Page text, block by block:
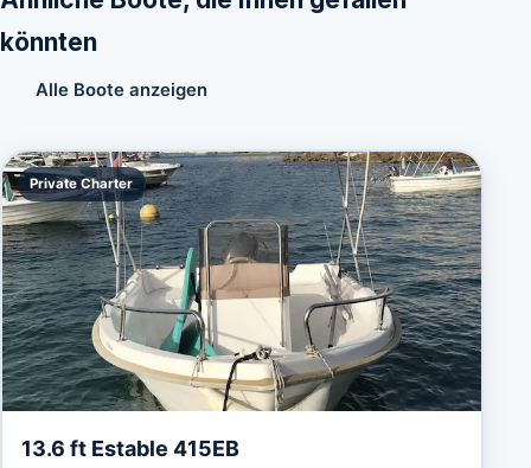
könnten
Alle Boote anzeigen
Private Charter
13.6 ft Estable 415EB